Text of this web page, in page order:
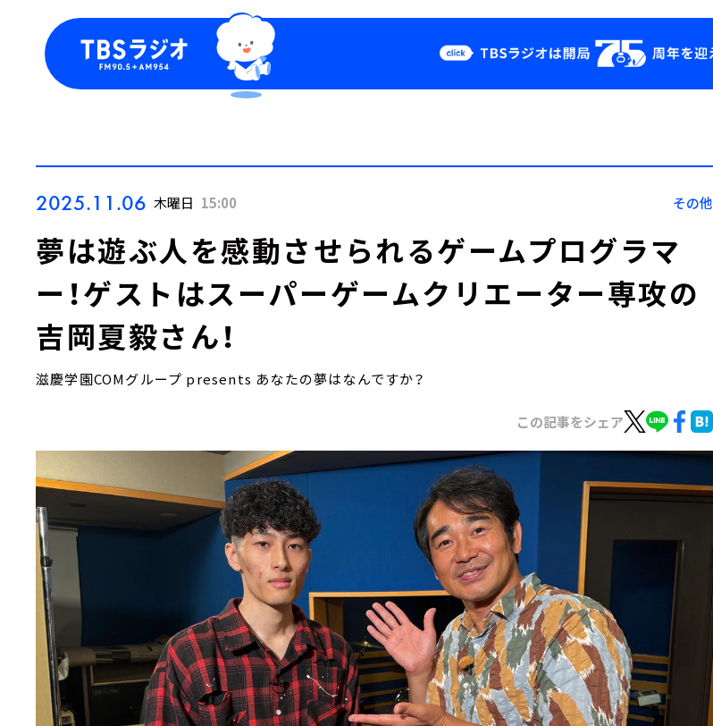
Podcast
YouTube
2025.11.06 木曜日 15:00 その他
夢は遊ぶ人を感動させられるゲームプログラマ
ー！ゲストはスーパーゲームクリエーター専攻の
吉岡夏毅さん！
滋慶学園COMグループ presents あなたの夢はなんですか？
この記事をシェア